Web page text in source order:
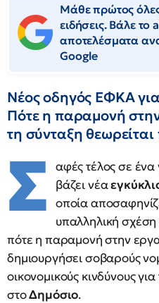
Μάθε πρώτος όλες
ειδήσεις. Βάλε
αποτελέσματα
Google
Νέος οδηγός ΕΦΚΑ
Πότε η παραμονή
τη σύνταξη
Σ αφές τέλος σε ένα
βάζει νέα
οποία
υπαλληλική
πότε η παραμονή στην
δημιουργήσει σοβαρούς
οικονομικούς κινδύνους
στοΔημόσιο.